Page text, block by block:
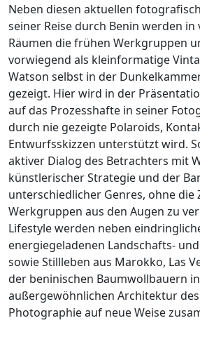
Neben diesen aktuellen
seiner Reise durch Benin werden in
Räumen die frühen Werkgruppen
vorwiegend als kleinformatige
Watson selbst in der
gezeigt. Hier wird in der
auf das Prozesshafte in seiner
durch nie gezeigte Polaroids,
Entwurfsskizzen unterstützt wird.
aktiver Dialog des Betrachters mit
künstlerischer Strategie und der
unterschiedlicher Genres, ohne
Werkgruppen aus den Augen zu
Lifestyle werden neben
energiegeladenen Landschafts-
sowie Stillleben aus Marokko, Las
der beninischen Baumwollbauern
außergewöhnlichen Architektur
Photographie auf neue Weise